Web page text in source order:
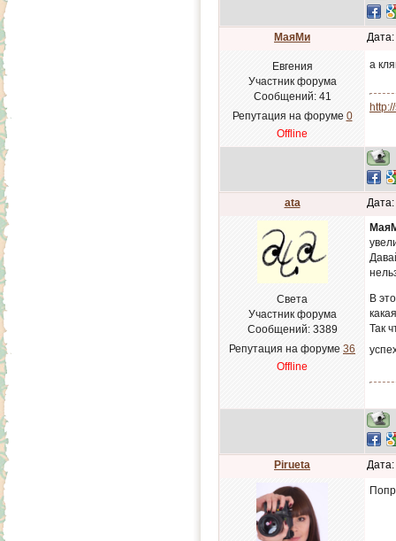
МаяМи
Евгения
Участник форума
Сообщений: 41
Репутация на форуме 0
Offline
а
ata
Света
Участник форума
Сообщений: 3389
Репутация на форуме 36
Offline
В
Так
Pirueta